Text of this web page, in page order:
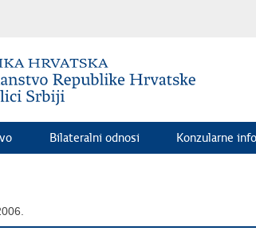
Bilateralni odnosi Konzularne